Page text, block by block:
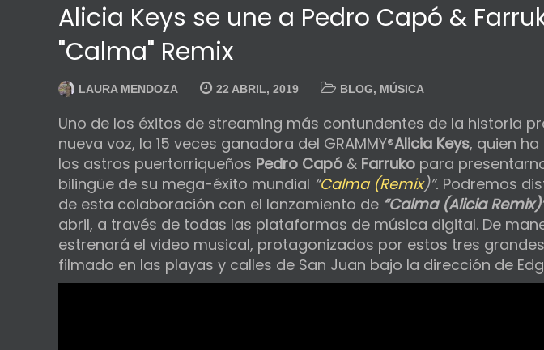
Alicia Keys se une a Pedro Capó &
"Calma" Remix
LAURA MENDOZA 22 ABRIL, 2019 BLOG, MÚSICA
Uno de los éxitos de streaming más contundentes de la historia
nueva voz, la 15 veces ganadora del GRAMMY®Alicia Keys, quien
los astros puertorriqueños Pedro Capó & Farruko para
bilingüe de su mega-éxito mundial “Calma (Remix)”. Podremos
de esta colaboración con el lanzamiento de “Calma (Alicia
abril, a través de todas las plataformas de música digital. De
estrenará el video musical, protagonizados por estos tres
filmado en las playas y calles de San Juan bajo la dirección de